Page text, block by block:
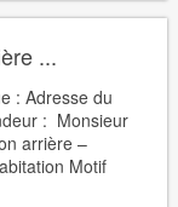
...
: Adresse du
: Monsieur
arrière –
Motif